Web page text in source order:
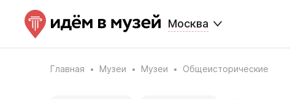
Москва
Главная Музеи Музеи Общеисторические